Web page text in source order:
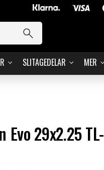
SLITAGEDELAR MER
Evo 29x2.25 TL-